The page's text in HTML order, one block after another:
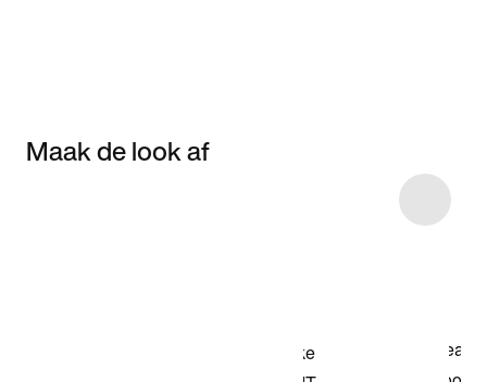
Maak de look af